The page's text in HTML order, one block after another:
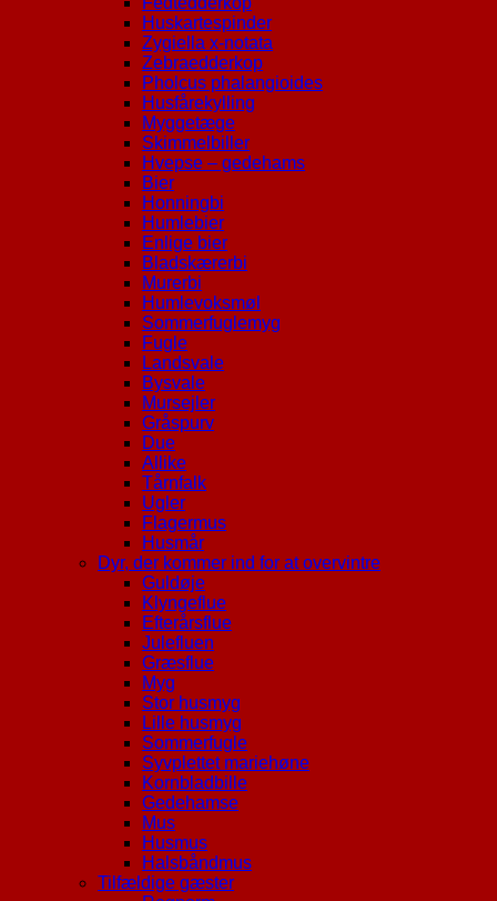
Huskartespinder
Zygiella x-notata
Zebraedderkop
Pholcus phalangioides
Husfårekylling
Myggetæge
Skimmelbiller
Hvepse – gedehams
Bier
Honningbi
Humlebier
Enlige bier
Bladskærerbi
Murerbi
Humlevoksmøl
Sommerfuglemyg
Fugle
Landsvale
Bysvale
Mursejler
Gråspurv
Due
Allike
Tårnfalk
Ugler
Flagermus
Husmår
Dyr, der kommer ind for at overvintre
Guldøje
Klyngeflue
Efterårsflue
Julefluen
Græsflue
Myg
Stor husmyg
Lille husmyg
Sommerfugle
Syvplettet mariehøne
Kornbladbille
Gedehamse
Mus
Husmus
Halsbåndmus
Tilfældige gæster